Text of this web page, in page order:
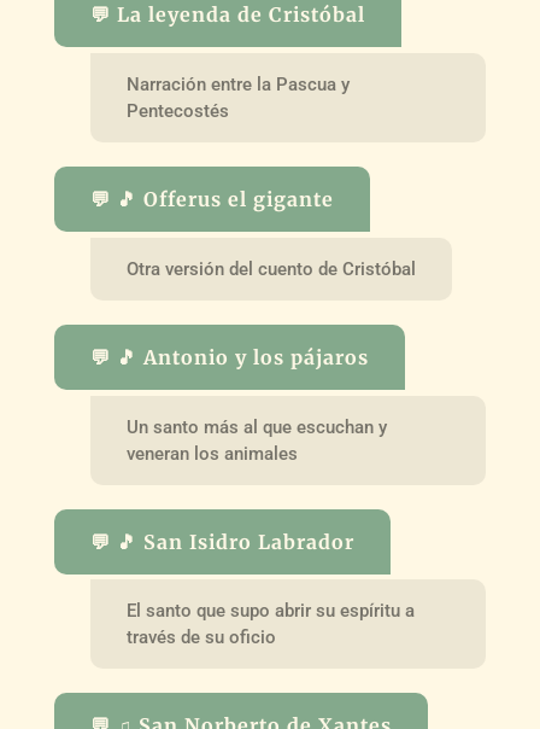
💬 La leyenda de Cristóbal
Narración entre la Pascua y
Pentecostés
💬 🎵 Offerus el gigante
Otra versión del cuento de Cristóbal
💬 🎵 Antonio y los pájaros
Un santo más al que escuchan y
veneran los animales
💬 🎵 San Isidro Labrador
El santo que supo abrir su espíritu a
través de su oficio